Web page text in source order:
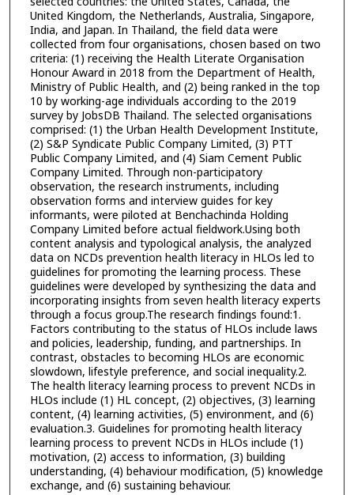
United Kingdom, the Netherlands, Australia, Singapore,
India, and Japan. In Thailand, the field data were
collected from four organisations, chosen based on two
criteria: (1) receiving the Health Literate Organisation
Honour Award in 2018 from the Department of Health,
Ministry of Public Health, and (2) being ranked in the top
10 by working-age individuals according to the 2019
survey by JobsDB Thailand. The selected organisations
comprised: (1) the Urban Health Development Institute,
(2) S&P Syndicate Public Company Limited, (3) PTT
Public Company Limited, and (4) Siam Cement Public
Company Limited. Through non-participatory
observation, the research instruments, including
observation forms and interview guides for key
informants, were piloted at Benchachinda Holding
Company Limited before actual fieldwork.Using both
content analysis and typological analysis, the analyzed
data on NCDs prevention health literacy in HLOs led to
guidelines for promoting the learning process. These
guidelines were developed by synthesizing the data and
incorporating insights from seven health literacy experts
through a focus group.The research findings found:1.
Factors contributing to the status of HLOs include laws
and policies, leadership, funding, and partnerships. In
contrast, obstacles to becoming HLOs are economic
slowdown, lifestyle preference, and social inequality.2.
The health literacy learning process to prevent NCDs in
HLOs include (1) HL concept, (2) objectives, (3) learning
content, (4) learning activities, (5) environment, and (6)
evaluation.3. Guidelines for promoting health literacy
learning process to prevent NCDs in HLOs include (1)
motivation, (2) access to information, (3) building
understanding, (4) behaviour modification, (5) knowledge
exchange, and (6) sustaining behaviour.